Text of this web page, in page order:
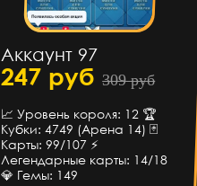
Аккаунт 97
247 руб309 руб
📈 Уровень короля: 12 🏆
Кубки: 4749 (Арена 14) 🃏
Карты: 99/107 ⚡
Легендарные карты: 14/18
💎 Гемы: 149
Иван